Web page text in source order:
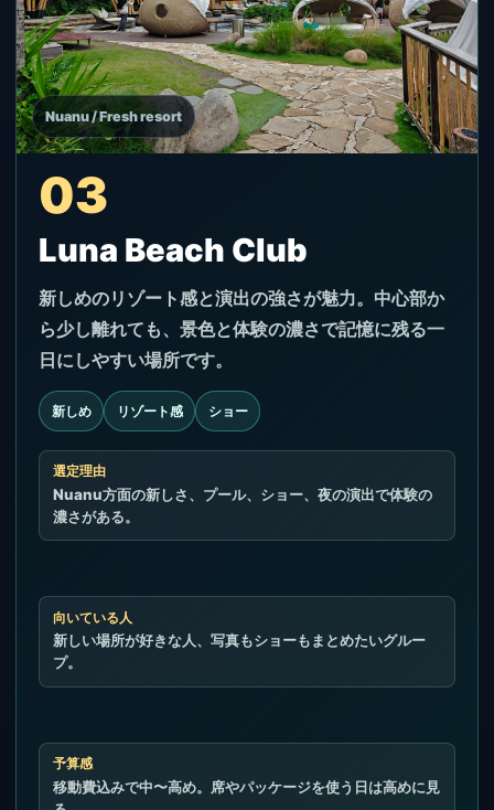
Nuanu / Fresh resort
03
Luna Beach Club
新しめのリゾート感と演出の強さが魅力。中心部か
ら少し離れても、景色と体験の濃さで記憶に残る一
日にしやすい場所です。
新しめ リゾート感 ショー
選定理由
Nuanu方面の新しさ、プール、ショー、夜の演出で体験の
濃さがある。
向いている人
新しい場所が好きな人、写真もショーもまとめたいグルー
プ。
予算感
移動費込みで中〜高め。席やパッケージを使う日は高めに見